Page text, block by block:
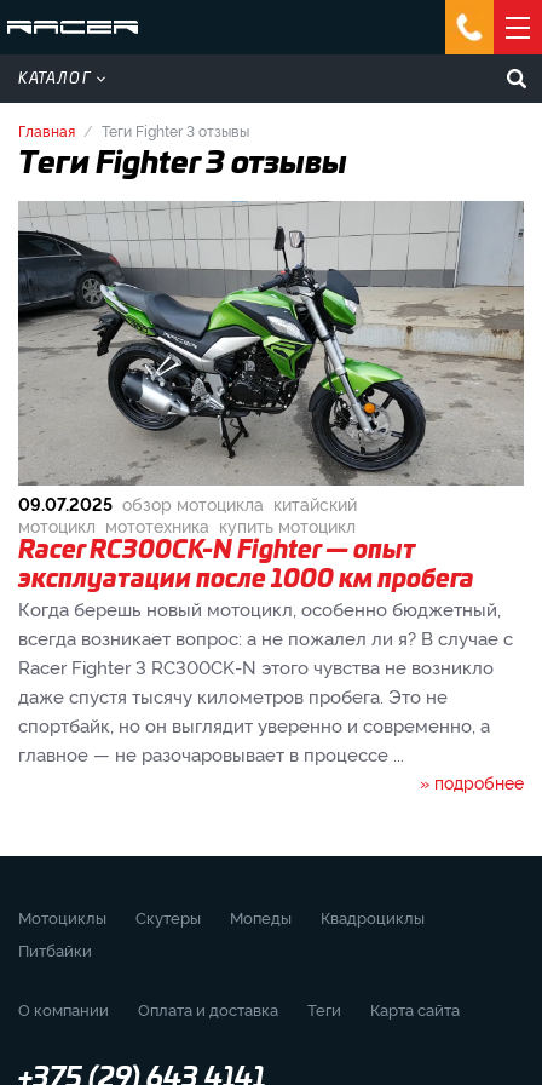
КАТАЛОГ
Главная Теги Fighter 3 отзывы
Теги Fighter 3 отзывы
09.07.2025 обзор мотоцикла китайский
мотоцикл мототехника купить мотоцикл
Racer RC300CK-N Fighter — опыт
эксплуатации после 1000 км пробега
Когда берешь новый мотоцикл, особенно бюджетный,
всегда возникает вопрос: а не пожалел ли я? В случае с
Racer Fighter 3 RC300CK-N этого чувства не возникло
даже спустя тысячу километров пробега. Это не
спортбайк, но он выглядит уверенно и современно, а
главное — не разочаровывает в процессе ...
» подробнее
Мотоциклы Скутеры Мопеды
Квадроциклы
Питбайки
О компании Оплата и доставка Теги Карта сайта
+375 (29) 643 4141